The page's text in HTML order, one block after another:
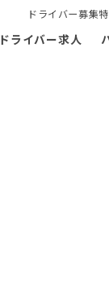
ドライバー募集
ドライバー求人